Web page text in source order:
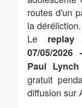
routes d'un
la déréliction.
Le
07/05/
Paul Lynch
gratuit
diffusion sur